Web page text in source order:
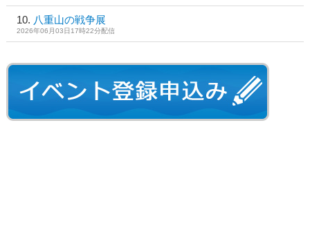
八重山の戦争展
2026年06月03日17時22分配信